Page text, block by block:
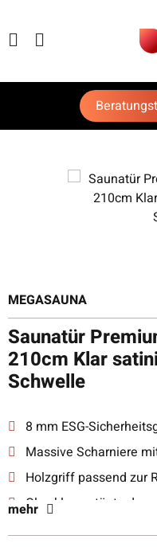
MEGASAUNA
Saunatür
210cm Klar
Schwelle
8 mm ESG-
Massive Scharniere
Holzgriff passend zur
Glas klar, getönt oder
mehr